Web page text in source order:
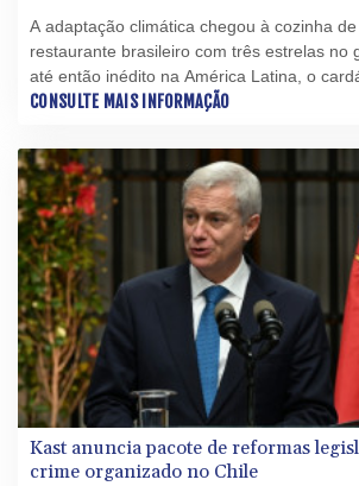
A adaptação climática chegou à cozinha
restaurante brasileiro com três estrelas no
até então inédito na América Latina, o
acordo com o regime de chuvas, cada vez
CONSULTE MAIS INFORMAÇÃO
Kast anuncia pacote de reformas
crime organizado no Chile